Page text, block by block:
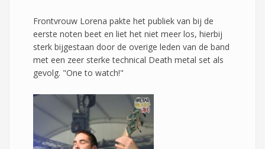
Frontvrouw Lorena pakte het publiek van bij de
eerste noten beet en liet het niet meer los, hierbij
sterk bijgestaan door de overige leden van de band
met een zeer sterke technical Death metal set als
gevolg. "One to watch!"